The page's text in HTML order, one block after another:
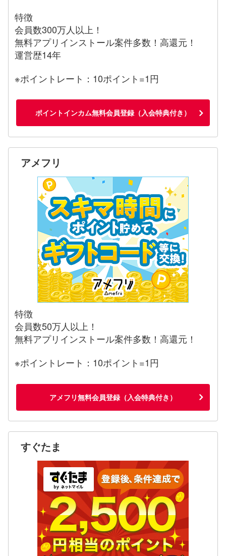
特徴
会員数300万人以上！
無料アプリインストール案件多数！高還元！
運営歴14年
※ポイントレート：10ポイント=1円
ポイントインカム無料会員登録（入会特典付き）
アメフリ
特徴
会員数50万人以上！
無料アプリインストール案件多数！高還元！
※ポイントレート：10ポイント=1円
アメフリ無料会員登録（入会特典付き）
すぐたま